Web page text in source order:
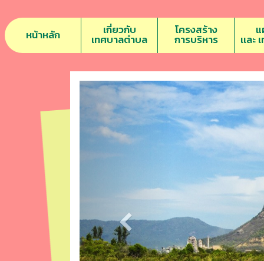
หน้าหลัก เกี่ยวกับ
เทศบาลตำบล
โครงสร้าง
การบริหาร เเล